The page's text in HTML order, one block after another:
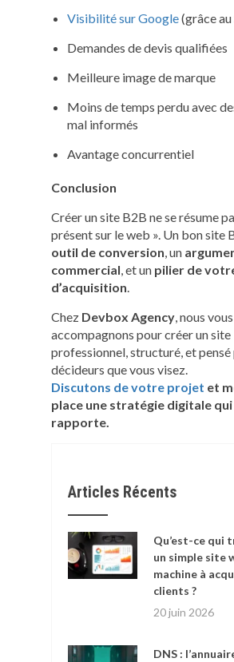
Visibilité sur Google(grâce au
Demandes de devis qualifiées
Meilleure image de marque
Moins de temps perdu avec
mal informés
Avantage concurrentiel
Conclusion
Créer un site B2B ne se résume
présent sur le web ». Un bon site
outil de conversion, un
commercial, et un pilier de
d’acquisition.
Chez Devbox Agency, nous vous
accompagnons pour créer un site
professionnel, structuré, et pensé
décideurs que vous visez.
Discutons de votre projet et
place une stratégie digitale
rapporte.
Articles Récents
Qu’est-ce qui
un simple site
machine à
clients ?
20 juin 2026
DNS :